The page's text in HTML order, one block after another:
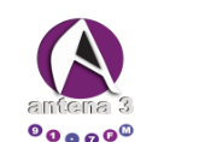
contenido